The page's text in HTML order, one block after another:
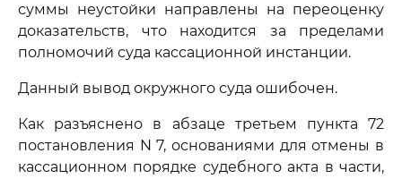
суммы неустойки направлены на переоценку
доказательств, что находится за пределами
полномочий суда кассационной инстанции.
Данный вывод окружного суда ошибочен.
Как разъяснено в абзаце третьем пункта 72
постановления N 7, основаниями для отмены в
кассационном порядке судебного акта в части,